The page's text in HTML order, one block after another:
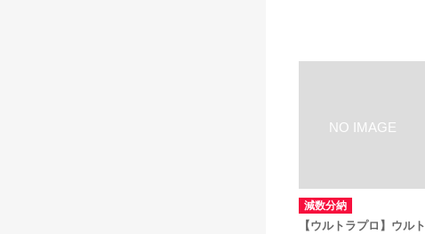
減数分納
【ウルトラプロ】ウルト